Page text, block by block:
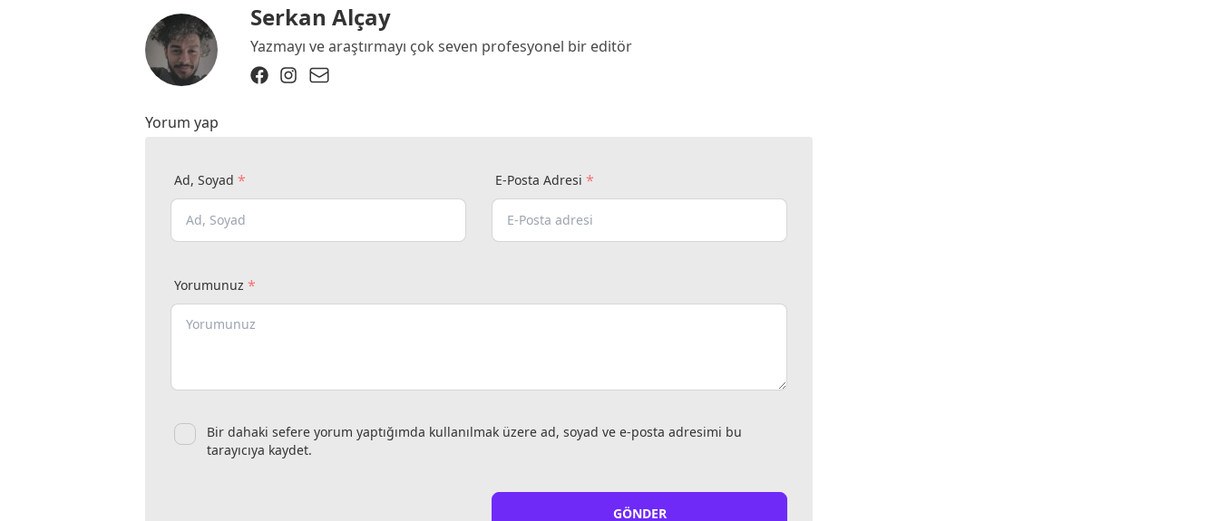
Serkan Alçay
Yazmayı ve araştırmayı çok seven profesyonel bir editör
Yorum yap
Ad, Soyad * E-Posta Adresi *
Yorumunuz *
Bir dahaki sefere yorum yaptığımda kullanılmak üzere ad, soyad ve e-posta adresimi bu
tarayıcıya kaydet.
GÖNDER